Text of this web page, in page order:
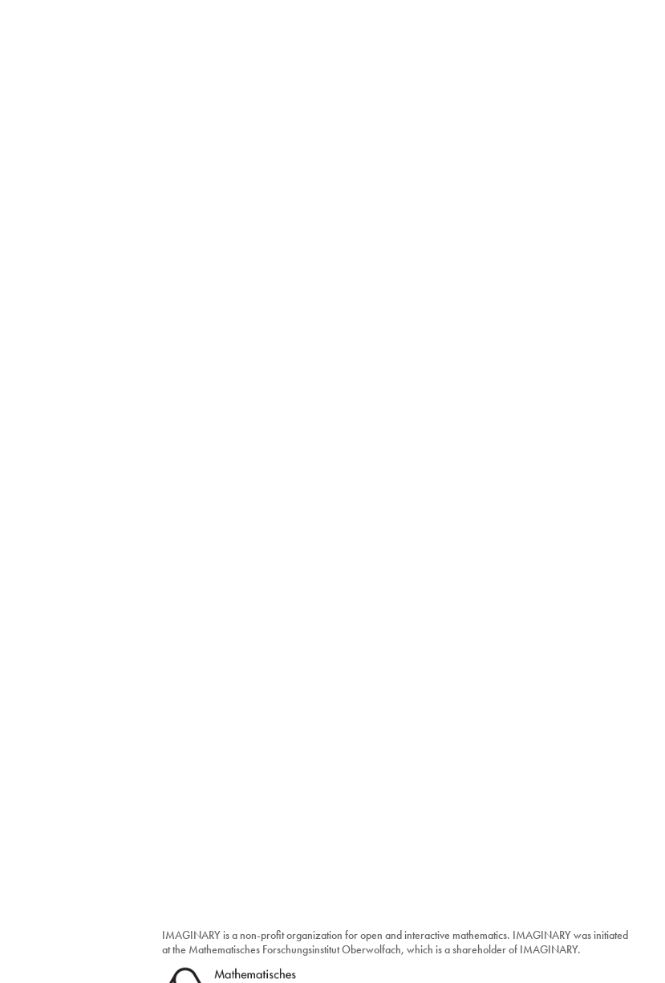
IMAGINARY is a non-profit organization for open and interactive mathematics. IMAGINARY was initiated
at the Mathematisches Forschungsinstitut Oberwolfach, which is a shareholder of IMAGINARY.